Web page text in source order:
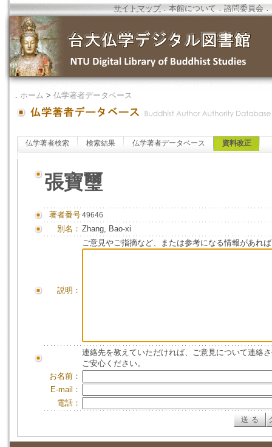
サイトマップ．本館について ．諮問委員会 ．
． ホーム > 仏学著者データベース
仏学著者検索 検索結果 仏学著者データベース 資料改正
張寶璽
著者番号49646
別名： Zhang, Bao-xi
説明：
ご意見やご指摘など、または参考になる情報があれ
連絡先を教えていただければ、ご意見について連絡
ご安心ください。
お名前：
E-mail：
電話：